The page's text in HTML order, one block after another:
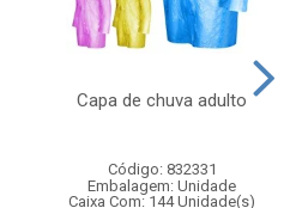
Capa de chuva adulto
Código: 832331
Embalagem: Unidade
Caixa Com: 144 Unidade(s)